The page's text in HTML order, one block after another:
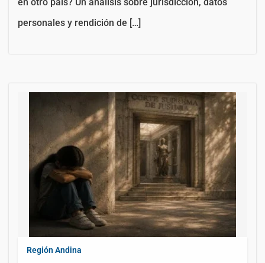
personales y rendición de […]
Región Andina